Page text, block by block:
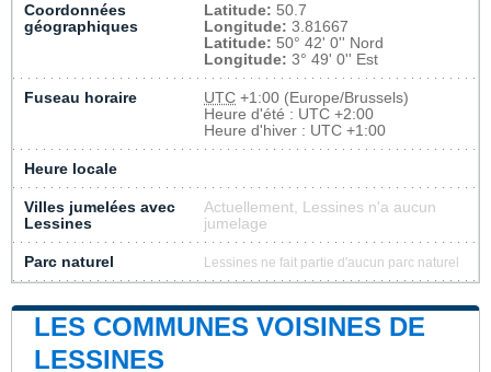
Coordonnées
géographiques
Latitude: 50.7
Longitude: 3.81667
Latitude: 50° 42' 0'' Nord
Longitude: 3° 49' 0'' Est
Fuseau horaire UTC +1:00 (Europe/Brussels)
Heure d'été : UTC +2:00
Heure d'hiver : UTC +1:00
Heure locale
Villes jumelées avec
Lessines
Actuellement, Lessines n'a aucun
jumelage
Parc naturel Lessines ne fait partie d'aucun parc naturel
LES COMMUNES VOISINES DE
LESSINES